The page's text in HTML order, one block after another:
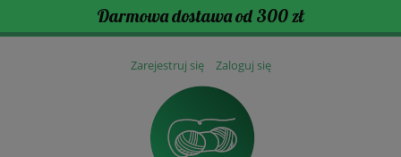
Darmowa dostawa od 300 zł
Zarejestruj się Zaloguj się